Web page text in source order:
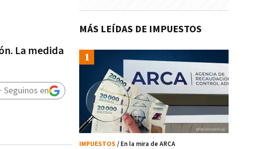
La medida
Seguinos en
MÁS LEÍDAS DE IMPUESTOS
IMPUESTOS / En la mira de ARCA